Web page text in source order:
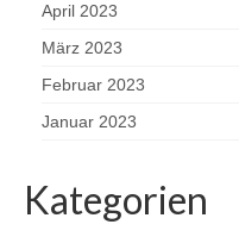
April 2023
März 2023
Februar 2023
Januar 2023
Kategorien